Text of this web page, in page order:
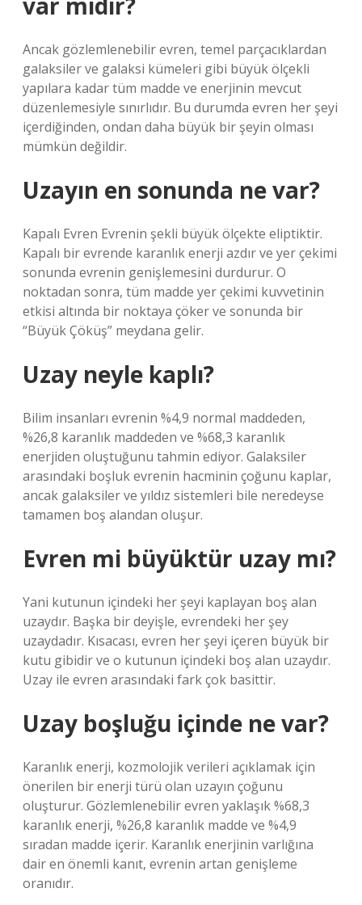
Ancak gözlemlenebilir evren, temel parçacıklardan
galaksiler ve galaksi kümeleri gibi büyük ölçekli
yapılara kadar tüm madde ve enerjinin mevcut
düzenlemesiyle sınırlıdır. Bu durumda evren her şeyi
içerdiğinden, ondan daha büyük bir şeyin olması
mümkün değildir.
Uzayın en sonunda ne var?
Kapalı Evren Evrenin şekli büyük ölçekte eliptiktir.
Kapalı bir evrende karanlık enerji azdır ve yer çekimi
sonunda evrenin genişlemesini durdurur. O
noktadan sonra, tüm madde yer çekimi kuvvetinin
etkisi altında bir noktaya çöker ve sonunda bir
“Büyük Çöküş” meydana gelir.
Uzay neyle kaplı?
Bilim insanları evrenin %4,9 normal maddeden,
%26,8 karanlık maddeden ve %68,3 karanlık
enerjiden oluştuğunu tahmin ediyor. Galaksiler
arasındaki boşluk evrenin hacminin çoğunu kaplar,
ancak galaksiler ve yıldız sistemleri bile neredeyse
tamamen boş alandan oluşur.
Evren mi büyüktür uzay mı?
Yani kutunun içindeki her şeyi kaplayan boş alan
uzaydır. Başka bir deyişle, evrendeki her şey
uzaydadır. Kısacası, evren her şeyi içeren büyük bir
kutu gibidir ve o kutunun içindeki boş alan uzaydır.
Uzay ile evren arasındaki fark çok basittir.
Uzay boşluğu içinde ne var?
Karanlık enerji, kozmolojik verileri açıklamak için
önerilen bir enerji türü olan uzayın çoğunu
oluşturur. Gözlemlenebilir evren yaklaşık %68,3
karanlık enerji, %26,8 karanlık madde ve %4,9
sıradan madde içerir. Karanlık enerjinin varlığına
dair en önemli kanıt, evrenin artan genişleme
oranıdır.